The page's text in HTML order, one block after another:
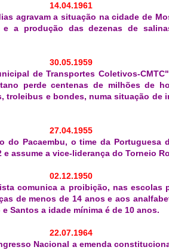
14.04.1961
agravam a situação na cidade de
e a produção das dezenas de
30.05.1959
de Transportes Coletivos-
perde centenas de milhões de
troleibus e bondes, numa situação de
27.04.1955
do Pacaembu, o time da Portuguesa
e assume a vice-liderança do Torneio
02.12.1950
comunica a proibição, nas escolas
de menos de 14 anos e aos
Santos a idade mínima é de 10 anos.
22.07.1964
Nacional a emenda